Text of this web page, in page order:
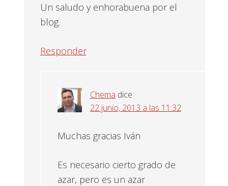
Un saludo y enhorabuena por el
blog.
Responder
Chema dice
22 junio, 2013 a las 11:32
Muchas gracias Iván
Es necesario cierto grado de
azar, pero es un azar